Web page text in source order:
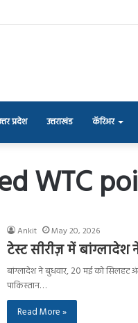
प्रदेश उत्तराखंड कॅरिअर
WTC
Ankit May 20, 2026
टेस्ट सीरीज़ में बांग्लादेश
बांग्लादेश ने बुधवार, 20 मई को सिलहट
पाकिस्तान…
Read More »